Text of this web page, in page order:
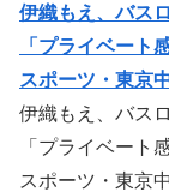
伊織もえ、バス
「プライベート
スポーツ・東京
伊織もえ、バス
「プライベート
スポーツ・東京